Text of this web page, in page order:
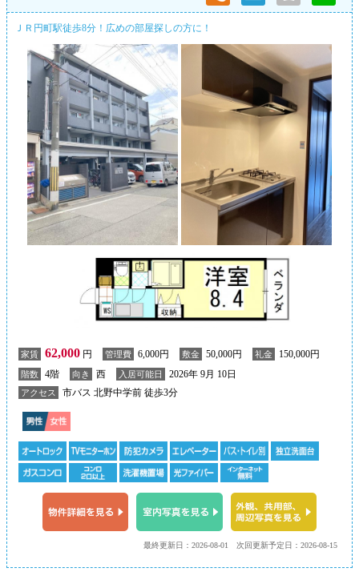
ＪＲ円町駅徒歩8分！広めの部屋探しの方に！
家賃 62,000 円 管理費 6,000円 敷金 50,000円 礼金 150,000円
階数 4階 向き 西 入居可能日 2026年 9月 10日
アクセス 市バス 北野中学前 徒歩3分
次回更新予定日：2026-08-15
最終更新日：2026-08-01